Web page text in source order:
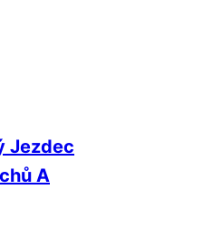
Jezdec
A